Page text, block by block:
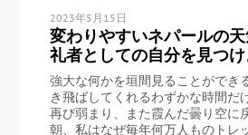
2023年5月15日
変わりやすいネパールの
礼者としての自分を見つけ
強大な何かを垣間見ることができ
き飛ばしてくれるわずかな時間だ
再び弱まり、また霞んだ曇り空に
朝、私はなぜ毎年何万人ものトレ